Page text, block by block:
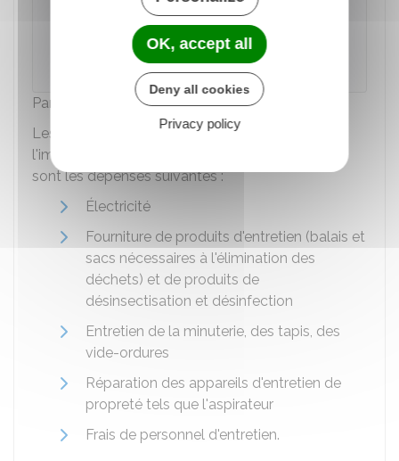
locataire lui-même (chaque locataire doit
souscrire un abonnement auprès d'une
entreprise distributrice).
Parties communes intérieures
Les dépenses liées aux parties communes de
l'immeuble, et récupérables auprès du locataire,
sont les dépenses suivantes :
Électricité
Fourniture de produits d'entretien (balais et
sacs nécessaires à l'élimination des
déchets) et de produits de
désinsectisation et désinfection
Entretien de la minuterie, des tapis, des
vide-ordures
Réparation des appareils d'entretien de
propreté tels que l'aspirateur
Frais de personnel d'entretien.
OK, accept all
Deny all cookies
Privacy policy